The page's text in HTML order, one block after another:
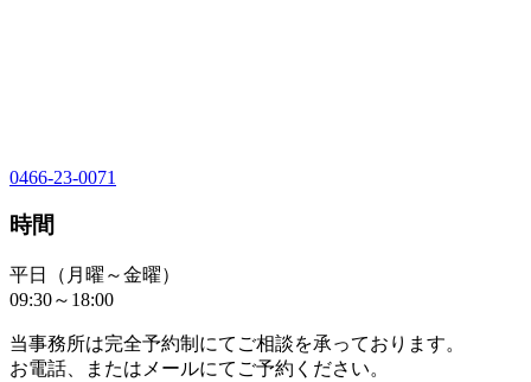
0466-23-0071
時間
平日（月曜～金曜）
09:30～18:00
当事務所は完全予約制にてご相談を承っております。
お電話、またはメールにてご予約ください。